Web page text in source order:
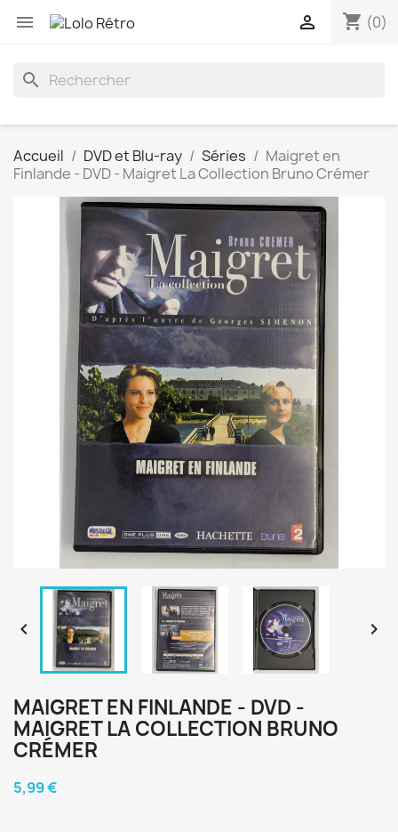
 shopping_cart (0)

search
Accueil DVD et Blu-ray Séries
Maigret en
Finlande - DVD - Maigret La Collection Bruno Crémer
 
MAIGRET EN FINLANDE - DVD -
MAIGRET LA COLLECTION BRUNO
CRÉMER
5,99 €